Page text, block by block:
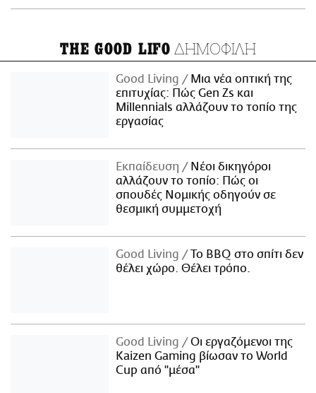
THE GOOD LIFO ΔΗΜΟΦΙΛΗ
Good Living
Μια νέα οπτική της
επιτυχίας: Πώς Gen Zs και
Millennials αλλάζουν το τοπίο της
εργασίας
Εκπαίδευση
Νέοι δικηγόροι
αλλάζουν το τοπίο: Πώς οι
σπουδές Νομικής οδηγούν σε
θεσμική συμμετοχή
Good Living
Το BBQ στο σπίτι δεν
θέλει χώρο. Θέλει τρόπο.
Good Living
Οι εργαζόμενοι της
Kaizen Gaming βίωσαν το World
Cup από "μέσα"